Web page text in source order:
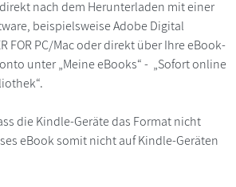
nach dem Herunterladen mit einer
beispielsweise Adobe Digital
FOR PC/Mac oder direkt über Ihre eBook-
unter „Meine eBooks“ - „Sofort online
die Kindle-Geräte das Format nicht
eBook somit nicht auf Kindle-Geräten